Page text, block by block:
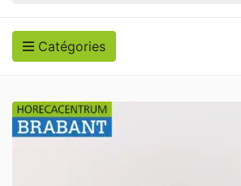
Catégories